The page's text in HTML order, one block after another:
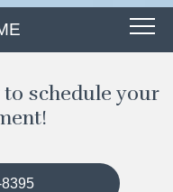
schedule your